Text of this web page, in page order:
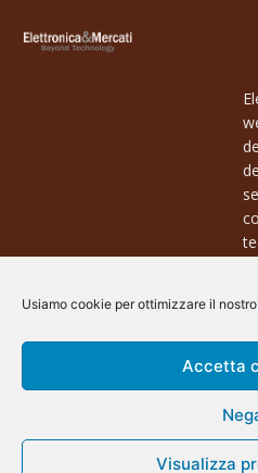
Usiamo cookie per ottimizzare il
Accetta
Visualizza
@ArsCommunication 2023